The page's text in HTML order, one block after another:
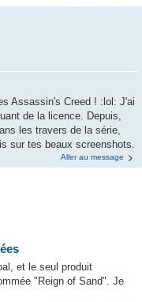
Assassin's Creed ! :lol: J'ai
de la licence. Depuis,
les travers de la série,
sur tes beaux screenshots.
Aller au message
et le seul produit
"Reign of Sand". Je